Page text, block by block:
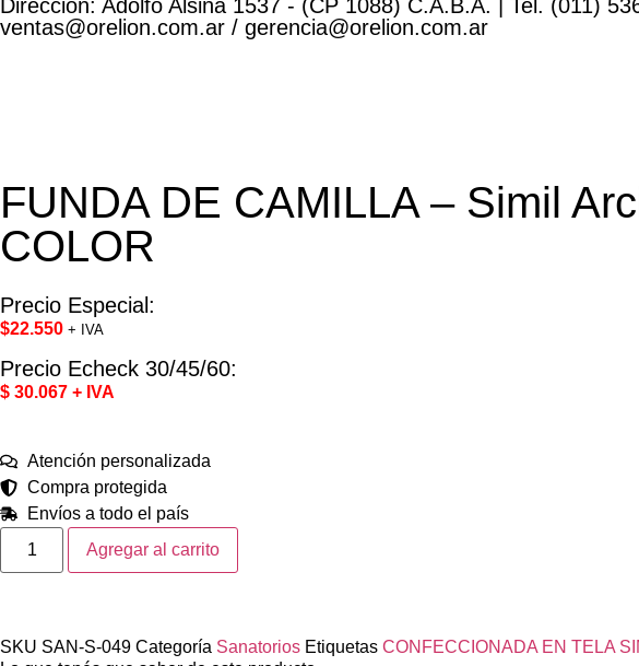
Dirección: Adolfo Alsina 1537 - (CP 1088) C.A.B.A. | Tel. (011)
ventas@orelion.com.ar / gerencia@orelion.com.ar
FUNDA DE CAMILLA – Simil
COLOR
Precio Especial:
$22.550 + IVA
Precio Echeck 30/45/60:
$ 30.067 + IVA
Atención personalizada
Compra protegida
Envíos a todo el país
Agregar al carrito
SKU SAN-S-049 Categoría Sanatorios Etiquetas CONFECCIONADA EN TELA